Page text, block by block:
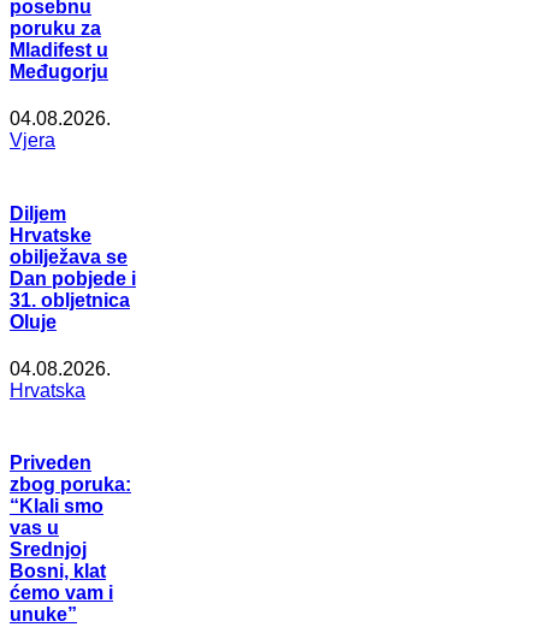
posebnu
poruku za
Mladifest u
Međugorju
04.08.2026.
Vjera
Diljem
Hrvatske
obilježava se
Dan pobjede i
31. obljetnica
Oluje
04.08.2026.
Hrvatska
Priveden
zbog poruka:
“Klali smo
vas u
Srednjoj
Bosni, klat
ćemo vam i
unuke”